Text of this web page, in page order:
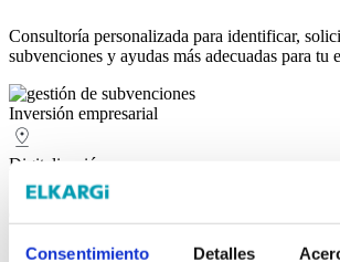
Consentimiento Detalles
Consultoría personalizada para identificar,
subvenciones y ayudas más adecuadas para tu
Inversión empresarial
Digitalización